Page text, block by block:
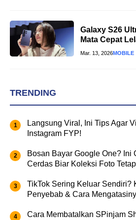
Galaxy S26
Mata Cepat
Mar. 13, 2026MOBILE
TRENDING
Langsung Viral, Ini Tips Agar
Instagram FYP!
Bosan Bayar Google One? Ini
Cerdas Biar Koleksi Foto
TikTok Sering Keluar Sendiri?
Penyebab & Cara
Cara Membatalkan SPinjam